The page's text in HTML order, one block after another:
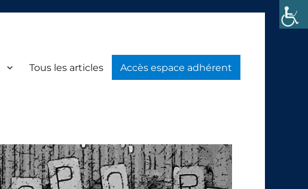
Tous les articles Accès espace adhérent